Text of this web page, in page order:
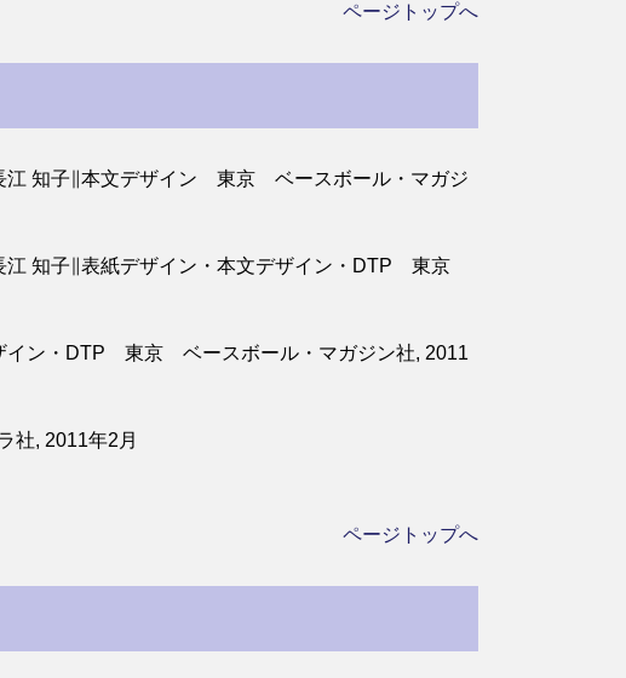
ページトップへ
知子∥本文デザイン 東京 ベースボール・マガジ
知子∥表紙デザイン・本文デザイン・DTP 東京
ン・DTP 東京 ベースボール・マガジン社, 2011
, 2011年2月
ページトップへ